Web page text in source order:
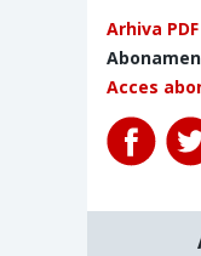
Arhiva
Acces